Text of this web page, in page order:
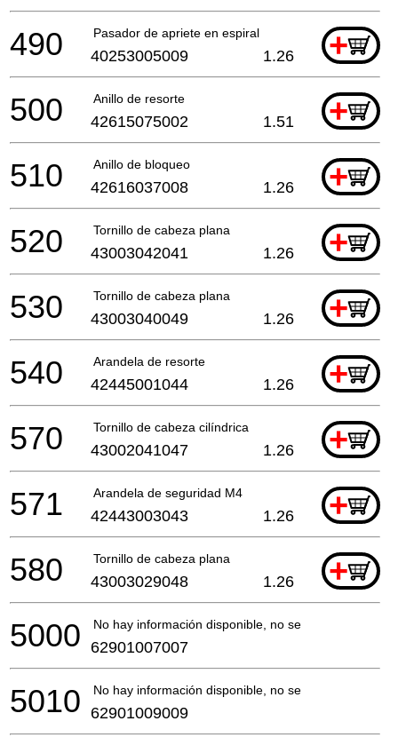
Pasador de apriete en espiral +
490 40253005009 1.26
Anillo de resorte +
500 42615075002 1.51
Anillo de bloqueo +
510 42616037008 1.26
Tornillo de cabeza plana +
520 43003042041 1.26
Tornillo de cabeza plana +
530 43003040049 1.26
Arandela de resorte +
540 42445001044 1.26
Tornillo de cabeza cilíndrica +
570 43002041047 1.26
Arandela de seguridad M4 +
571 42443003043 1.26
Tornillo de cabeza plana +
580 43003029048 1.26
No hay información disponible, no se puede pedir
5000 62901007007
No hay información disponible, no se puede pedir
5010 62901009009